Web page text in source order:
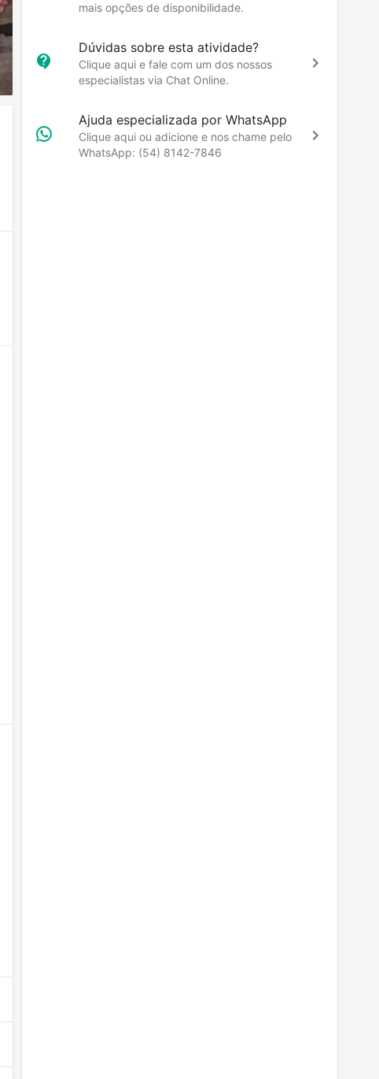
mais opções de disponibilidade.
Dúvidas sobre esta atividade?
Clique aqui e fale com um dos nossos
especialistas via Chat Online.
Ajuda especializada por WhatsApp
Clique aqui ou adicione e nos chame pelo
WhatsApp: (54) 8142-7846